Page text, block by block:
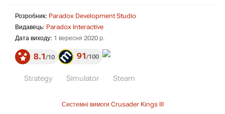
Розробник: Paradox Development Studio
Видавець: Paradox Interactive
Дата виходу: 1 вересня 2020 р.
8.1 10 91 100
Strategy Simulator Steam
Системні вимоги Crusader Kings III